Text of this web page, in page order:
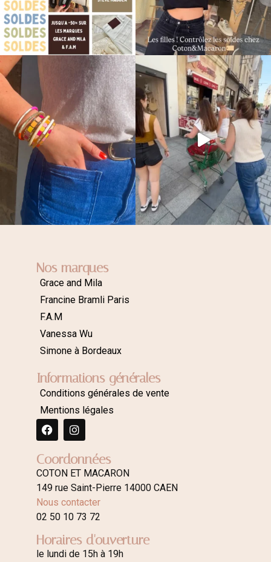
Nos marques
Grace and Mila
Francine Bramli Paris
F.A.M
Vanessa Wu
Simone à Bordeaux
Informations générales
Conditions générales de vente
Mentions légales
Coordonnées
COTON ET MACARON
149 rue Saint-Pierre 14000 CAEN
Nous contacter
02 50 10 73 72
Horaires d'ouverture
le lundi de 15h à 19h